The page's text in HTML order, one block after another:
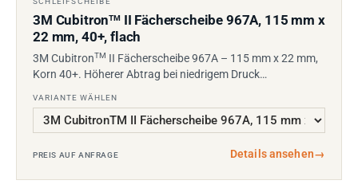
3M CubitronTMII Fächerscheibe 967A, 115 mm x
22 mm, 40+, flach
3M CubitronTM II Fächerscheibe 967A – 115 mm x 22 mm,
Korn 40+. Höherer Abtrag bei niedrigem Druck…
VARIANTE WÄHLEN
PREIS AUF ANFRAGE Details ansehen→